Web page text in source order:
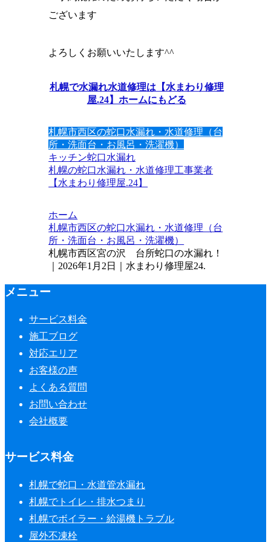
ございます
よろしくお願いいたします^^
札幌で水漏れ水道修理は【水まわり修理
屋.24】ホームにもどる
札幌市西区の蛇口水漏れ・水道修理（台
所・洗面台・お風呂・洗濯機）
キッチン蛇口水漏れ
札幌の蛇口水漏れ・水道修理工事業者
【水まわり修理屋.24】
ホーム
札幌市西区の蛇口水漏れ・水道修理（台
所・洗面台・お風呂・洗濯機）
札幌市西区宮の沢 台所蛇口の水漏れ！
｜2026年1月2日｜水まわり修理屋24.
メニュー
サービス料金
施工ブログ
対応エリア
お客様の声
よくある質問
お問い合わせ
会社概要
サービス料金
札幌で蛇口・水道管水漏れ
札幌でトイレ・排水つまり
札幌でボイラー・給湯機トラブル
屋外不凍栓